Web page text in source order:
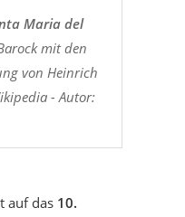
Maria del
mit den
von Heinrich
- Autor:
auf das 10.